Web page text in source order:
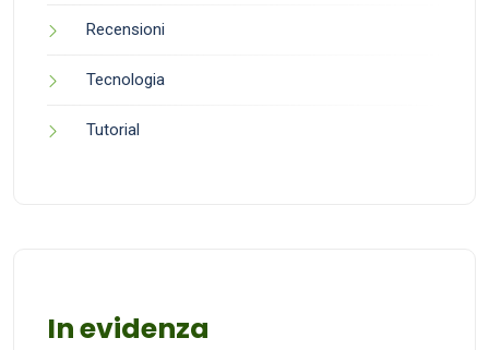
Recensioni
Tecnologia
Tutorial
In evidenza